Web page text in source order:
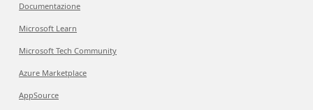
Documentazione
Microsoft Learn
Microsoft Tech Community
Azure Marketplace
AppSource